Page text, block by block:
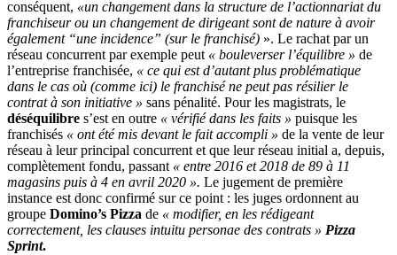
conséquent, «un changement dans la structure de l’actionnariat du
franchiseur ou un changement de dirigeant sont de nature à avoir
également “une incidence” (sur le franchisé) ». Le rachat par un
réseau concurrent par exemple peut « bouleverser l’équilibre » de
l’entreprise franchisée, « ce qui est d’autant plus problématique
dans le cas où (comme ici) le franchisé ne peut pas résilier le
contrat à son initiative » sans pénalité. Pour les magistrats, le
déséquilibre s’est en outre « vérifié dans les faits » puisque les
franchisés « ont été mis devant le fait accompli » de la vente de leur
réseau à leur principal concurrent et que leur réseau initial a, depuis,
complètement fondu, passant « entre 2016 et 2018 de 89 à 11
magasins puis à 4 en avril 2020 ». Le jugement de première
instance est donc confirmé sur ce point : les juges ordonnent au
groupe Domino’s Pizza de « modifier, en les rédigeant
correctement, les clauses intuitu personae des contrats » Pizza
Sprint.